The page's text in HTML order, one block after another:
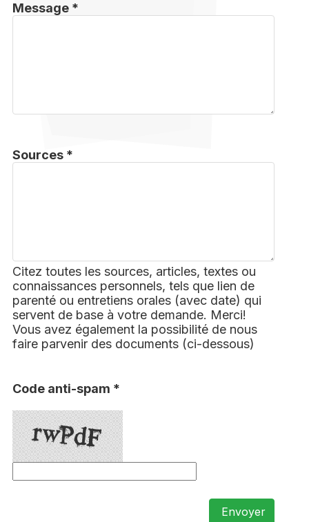
Message *
Sources *
Citez toutes les sources, articles, textes ou
connaissances personnels, tels que lien de
parenté ou entretiens orales (avec date) qui
servent de base à votre demande. Merci!
Vous avez également la possibilité de nous
faire parvenir des documents (ci-dessous)
Code anti-spam *
Envoyer